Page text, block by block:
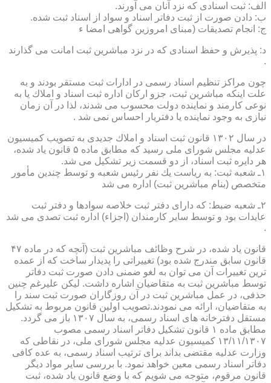
الف: ثبت اسنادی كه نزد آنان می آورند.
ب: دادن صورت از ثبت دفاتر اسناد و سواد از اسناد ثبت شده.
ج: انجام تصدیقات (مبنای امروزین گواهی امضا ء
د: پذیرش و حفظ اسنادی كه در نزد مباشرین ثبت امانت می گذارند
.
چون مراكز تنظیم اسناد رسمی در ادارات ثبت مستقر بودند و به
علت اینكه مباشرین ثبت، جزو اركان اداره ثبت اسناد و املاك یا به
نوعی كارمند و نماینده دولت محسوب می شدند، لذا در آن زمان
نیازی به وجود نماینده یا دفتریار احساس نمی شد .
در سال ۱۳۰۲ قانون ثبت اسناد و املاك جدیدی به تصویب كمیسیون
عدلیه مجلس شورای ملی رسید كه مطابق ماده ۵ قانون یاد شده،
هر دایره ثبت اسناد، از دو قسمت زیر تشكیل می شد.
۱ـ شعبه ثبت: به ریاست یك نفر رئیس شعبه و توسط چندین مأمور
متخصص (بنام مباشرین ثبت) اداره می شد
۲ـ شعبه ضبط: كه دارای دفتر ثبت خلاصه سوادها و دفتر ثبت
عایدات بود و توسط سایر كارمندان (اجزاء) اداره ثبت تصدی می شد
.
قانون یاد شده، در شرح وظائف مباشرین ثبت (آنچه كه در ماده ۴۷
قانون سابق مندرج شده بود) تغییراتی را پدیدار ساخت كه از عمده
ترین تغییرات آن می توان به لغو ضمنی دادن صورت ثبت دفاتر
توسط مباشرین ثبت به متقاضیان اشاره داشت. لیكن علیرغم چنین
حذفی، در عمل مباشرین ثبت در آن روزگاران صورت ثبت سند را
به متقاضیان، ارائه می نمودند.تصویب اولین قانون مربوط به تشكیل
مستقل دفترخانه های اسناد رسمی، به سال ۱۳۰۷ باز می گردد.
مطابق ماده ۱ قانون تشكیل دفاتر اسناد رسمی مصوب
۱۳/۱۱/۱۳۰۷ كمیسیون عدلیه مجلس شورای ملی، در نقاطی كه
وزارت عدلیه مقتضی بداند برای ترتیب اسناد رسمی، به عده كافی
دفاتر اسناد رسمی معین خواهد نمود. با بررسی سایر مواد دیگر
قانون مرقوم، متوجه می شویم كه با وضع قانون یاد شده، ثبت